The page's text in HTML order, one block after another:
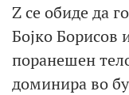
Z се обиде да
Бојко Борисов
поранешен
доминира во